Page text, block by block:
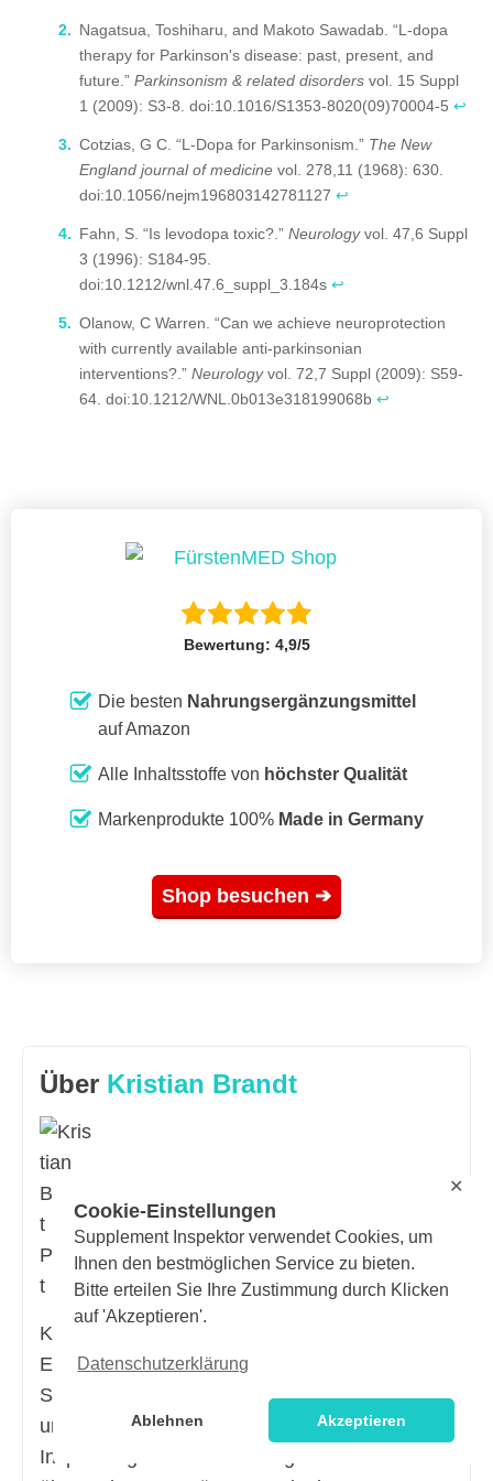
Cookie-Einstellungen
Supplement Inspektor verwendet Cookies, um
Ihnen den bestmöglichen Service zu bieten.
Bitte erteilen Sie Ihre Zustimmung durch Klicken
auf 'Akzeptieren'.
Datenschutzerklärung
Ablehnen Akzeptieren
✕
oder Langzeitanwendung auch negative Effekte
auftreten.
Nagatsua, Toshiharu, and Makoto Sawadab. “L-dopa
therapy for Parkinson's disease: past, present, and
future.” Parkinsonism & related disorders vol. 15 Suppl
1 (2009): S3-8. doi:10.1016/S1353-8020(09)70004-5 ↩
Cotzias, G C. “L-Dopa for Parkinsonism.” The New
England journal of medicine vol. 278,11 (1968): 630.
doi:10.1056/nejm196803142781127 ↩
Fahn, S. “Is levodopa toxic?.” Neurologyvol. 47,6 Suppl
3 (1996): S184-95.
doi:10.1212/wnl.47.6_suppl_3.184s ↩
Olanow, C Warren. “Can we achieve neuroprotection
with currently available anti-parkinsonian
interventions?.” Neurologyvol. 72,7 Suppl (2009): S59-
64. doi:10.1212/WNL.0b013e318199068b ↩
Bewertung: 4,9/5
Die besten Nahrungsergänzungsmittel
auf Amazon
Alle Inhaltsstoffe von höchster Qualität
Markenprodukte 100% Made in Germany
Shop besuchen ➔
Über Kristian Brandt
Kristian Brandt ist ein erfahrener
Ernährungsberater und Fitnessexperte mit den
Schwerpunkten Bodybuilding, Fitnesstraining
und Sporternährung. Als Autor bei Supplement
Inspektor gibt er sein umfangreiches Wissen